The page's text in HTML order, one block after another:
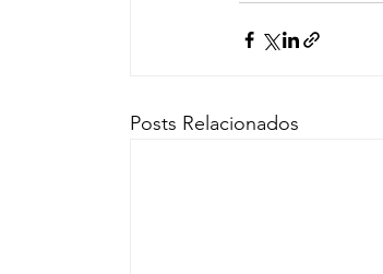
Posts Relacionados